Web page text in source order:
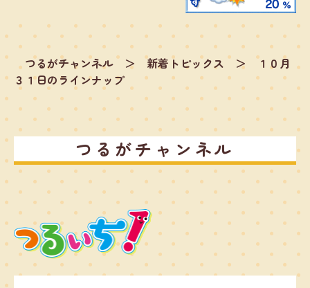
つるがチャンネル ＞ 新着トピックス ＞
１０月
３１日のラインナップ
つるがチャンネル